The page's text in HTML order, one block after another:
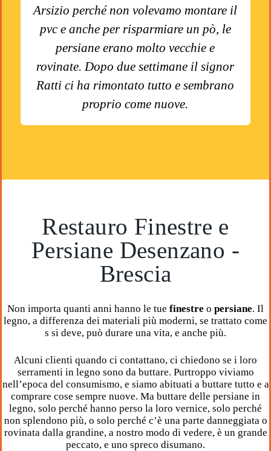
Arsizio perché non volevamo montare il
pvc e anche per risparmiare un pò, le
persiane erano molto vecchie e
rovinate. Dopo due settimane il signor
Ratti ci ha rimontato tutto e sembrano
proprio come nuove.
Restauro Finestre e
Persiane Desenzano -
Brescia
Non importa quanti anni hanno le tue finestre o persiane. Il
legno, a differenza dei materiali più moderni, se trattato come
s si deve, può durare una vita, e anche più.
Alcuni clienti quando ci contattano, ci chiedono se i loro
serramenti in legno sono da buttare. Purtroppo viviamo
nell’epoca del consumismo, e siamo abituati a buttare tutto e a
comprare cose sempre nuove. Ma buttare delle persiane in
legno, solo perché hanno perso la loro vernice, solo perché
non splendono più, o solo perché c’è una parte danneggiata o
rovinata dalla grandine, a nostro modo di vedere, è un grande
peccato, e uno spreco disumano.